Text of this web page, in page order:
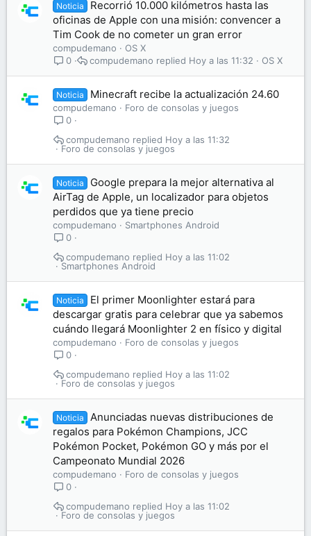
Noticia
Recorrió 10.000 kilómetros hasta las
oficinas de Apple con una misión: convencer a
Tim Cook de no cometer un gran error
compudemano
OS X
0
OS X
Hoy a las 11:32
compudemano
Noticia Minecraft recibe la actualización 24.60
compudemano
Foro de consolas y juegos
0
Foro de consolas y juegos
Hoy a las 11:32
compudemano
Noticia
Google prepara la mejor alternativa al
AirTag de Apple, un localizador para objetos
perdidos que ya tiene precio
compudemano
Smartphones Android
0
Smartphones Android
Hoy a las 11:02
compudemano
Noticia
El primer Moonlighter estará para
descargar gratis para celebrar que ya sabemos
cuándo llegará Moonlighter 2 en físico y digital
compudemano
Foro de consolas y juegos
0
Foro de consolas y juegos
Hoy a las 11:02
compudemano
Noticia
Anunciadas nuevas distribuciones de
regalos para Pokémon Champions, JCC
Pokémon Pocket, Pokémon GO y más por el
Campeonato Mundial 2026
compudemano
Foro de consolas y juegos
0
Foro de consolas y juegos
Hoy a las 11:02
compudemano